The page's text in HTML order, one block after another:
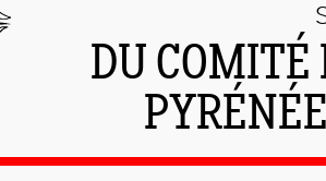
DU